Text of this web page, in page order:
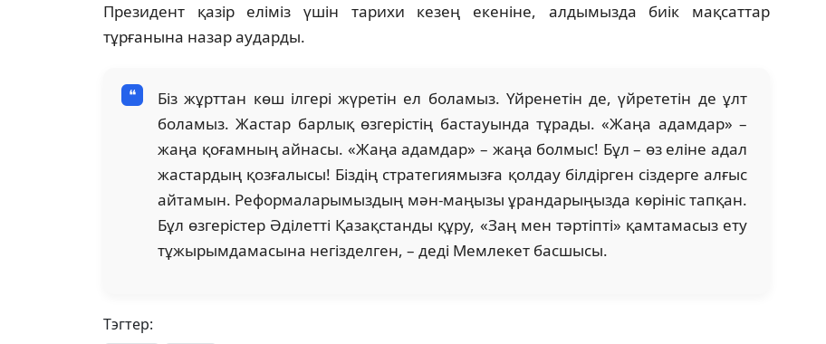
Президент қазір еліміз үшін тарихи кезең екеніне, алдымызда биік мақсаттар
тұрғанына назар аударды.
Біз жұрттан көш ілгері жүретін ел боламыз. Үйренетін де, үйрететін де ұлт
боламыз. Жастар барлық өзгерістің бастауында тұрады. «Жаңа адамдар» –
жаңа қоғамның айнасы. «Жаңа адамдар» – жаңа болмыс! Бұл – өз еліне адал
жастардың қозғалысы! Біздің стратегиямызға қолдау білдірген сіздерге алғыс
айтамын. Реформаларымыздың мән-маңызы ұрандарыңызда көрініс тапқан.
Бұл өзгерістер Әділетті Қазақстанды құру, «Заң мен тәртіпті» қамтамасыз ету
тұжырымдамасына негізделген, – деді Мемлекет басшысы.
Тэгтер: